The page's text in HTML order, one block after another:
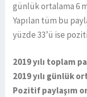
günlük ortalama 6
Yapılan tüm bu
yüzde 33’ü ise
2019 yılı toplam
2019 yılı günlük
Pozitif paylaşım